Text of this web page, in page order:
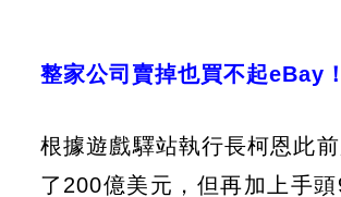
整家公司賣掉也買不起eBay
根據遊戲驛站執行長柯恩此
了200億美元，但再加上手